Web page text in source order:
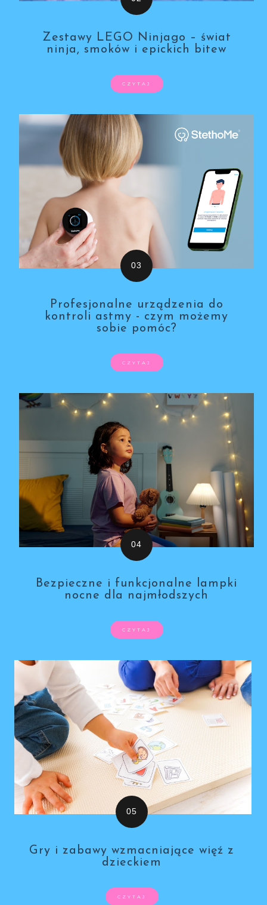
Zestawy LEGO Ninjago – świat
ninja, smoków i epickich bitew
CZYTAJ
Profesjonalne urządzenia do
kontroli astmy - czym możemy
sobie pomóc?
CZYTAJ
Bezpieczne i funkcjonalne lampki
nocne dla najmłodszych
CZYTAJ
Gry i zabawy wzmacniające więź z
dzieckiem
CZYTAJ